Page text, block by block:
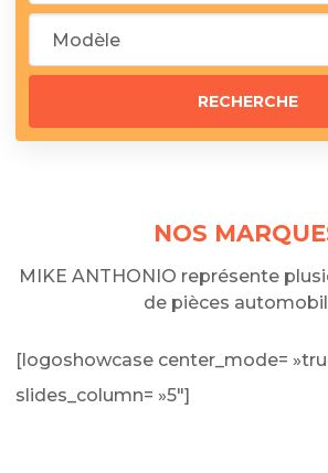
NOS
MIKE ANTHONIO représente
de pièces
[logoshowcase center_mode=
slides_column= »5″]